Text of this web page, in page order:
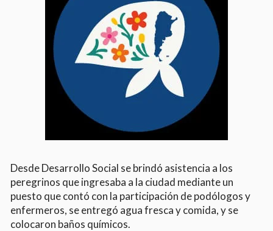
Desde Desarrollo Social se brindó asistencia a los
peregrinos que ingresaba a la ciudad mediante un
puesto que contó con la participación de podólogos y
enfermeros, se entregó agua fresca y comida, y se
colocaron baños químicos.